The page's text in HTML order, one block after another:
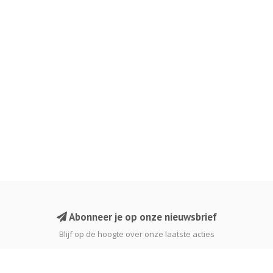
Abonneer je op onze nieuwsbrief
Blijf op de hoogte over onze laatste acties